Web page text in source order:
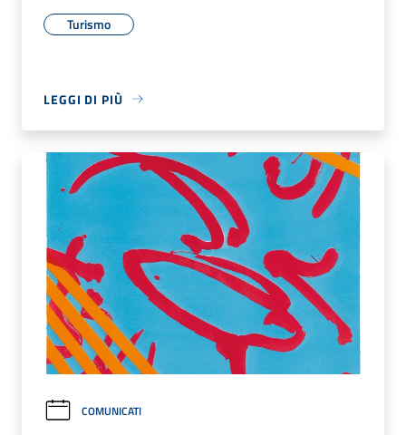
Turismo
LEGGI DI PIÙ
COMUNICATI